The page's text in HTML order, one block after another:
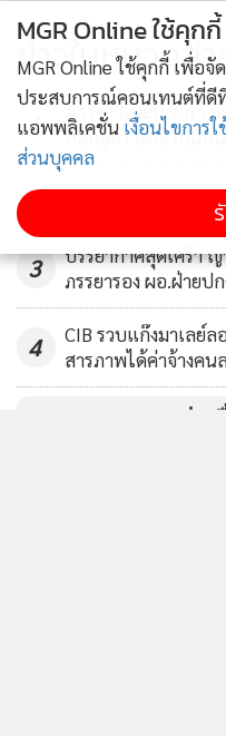
ตำรวจ พร้อมกับขอศาลอา
กล่าว ทั้งนี้ต้องพิจารณาจา
ข่ายกระทำความผิดเกี่ยวข้อ
ทั้งหมด พร้อมประสานฝ่าย
ดำเนินคดีทันที
ต่อมา พ.ต.ต.พรชัย ว่องประเ
ฝ่ายสืบสวน สน.บางเขน ไ
และจับกุมลูกชายของยายเ
ภายในห้อง โดยยอมรับว่าท
งจริง สาเหตุเพราะเมายา
อาการหลอนยา และขอโท
โทษทัณฑ์ที่จะตามมา จาก
ข่าวในหมวดล่
1
"เรวัช" แนะนายกฯ
หลักสูตร เด็กเรียนห
2
3
บรรยากาศสุดเศร้า
ภรรยารอง ผอ.ฝ่ายป
4
CIB รวบแก๊งมาเลย์
สารภาพได้ค่าจ้างคน
ข่า
MGR Online ใช้คุก
MGR Online ใช้คุกกี้ เพื่อ
ประสบการณ์คอนเทนต์ที่ดี
แอพพลิเคชั่น เงื่อนไขการ
ส่วนบุคคล